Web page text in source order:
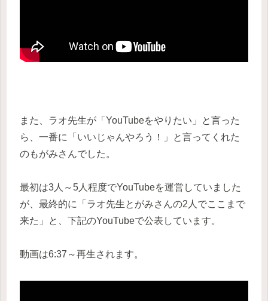
また、ラオ先生が「YouTubeをやりたい」と言った
ら、一番に「いいじゃんやろう！」と言ってくれた
のもがみさんでした。
最初は3人～5人程度でYouTubeを運営していました
が、最終的に「ラオ先生とがみさんの2人でここまで
来た」と、下記のYouTubeで公表しています。
動画は6:37～再生されます。